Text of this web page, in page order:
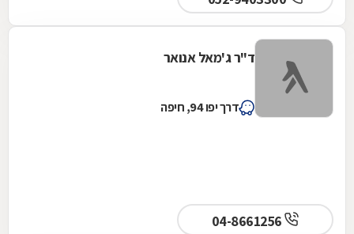
ד"ר ג'מאל אנואר
דרך יפו 94, חיפה
04-8661256